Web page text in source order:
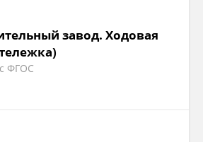
завод. Ходовая
ФГОС